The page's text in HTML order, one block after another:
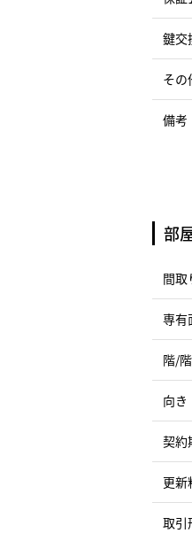
鍵交
その
備考
部
間取
専有
階/
向き
契約
更新
取引